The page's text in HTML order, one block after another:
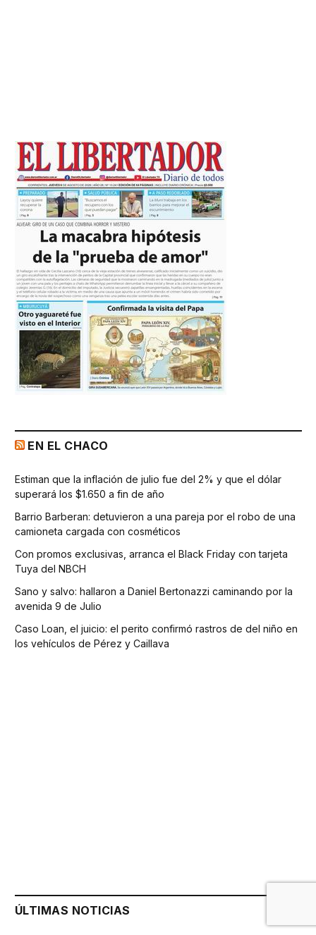
EN EL CHACO
Estiman que la inflación de julio fue del 2% y que el dólar
superará los $1.650 a fin de año
Barrio Barberan: detuvieron a una pareja por el robo de una
camioneta cargada con cosméticos
Con promos exclusivas, arranca el Black Friday con tarjeta
Tuya del NBCH
Sano y salvo: hallaron a Daniel Bertonazzi caminando por la
avenida 9 de Julio
Caso Loan, el juicio: el perito confirmó rastros de del niño en
los vehículos de Pérez y Caillava
ÚLTIMAS NOTICIAS